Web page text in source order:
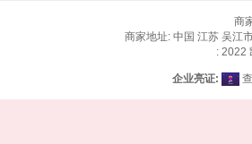
商
商家地址: 中国 江苏 吴江
: 2022
企业亮证: